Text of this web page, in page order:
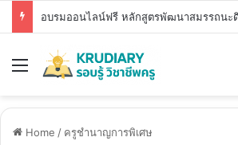
Menu
Home / ครูชำนาญการพิเศษ